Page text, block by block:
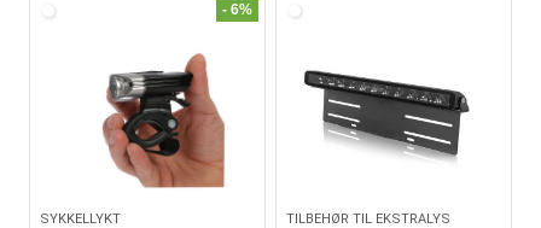
- 6%
SYKKELLYKT TILBEHØR TIL EKSTRALYS